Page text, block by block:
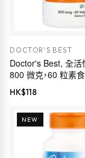
DOCTOR'S BEST
Doctor's Best, 全活
800 微克，60 粒素
HK$118
NEW